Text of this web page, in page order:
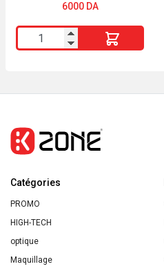
6000 DA
quantité
de
GOLD
EAU
PARFUM
65ml
Catégories
PROMO
HIGH-TECH
optique
Maquillage